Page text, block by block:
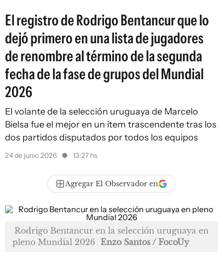
El registro de Rodrigo Bentancur que lo
dejó primero en una lista de jugadores
de renombre al término de la segunda
fecha de la fase de grupos del Mundial
2026
El volante de la selección uruguaya de Marcelo
Bielsa fue el mejor en un ítem trascendente tras los
dos partidos disputados por todos los equipos
24 de junio 2026 13:27 hs
Agregar El Observador en
Rodrigo Bentancur en la selección uruguaya en
pleno Mundial 2026 Enzo Santos / FocoUy